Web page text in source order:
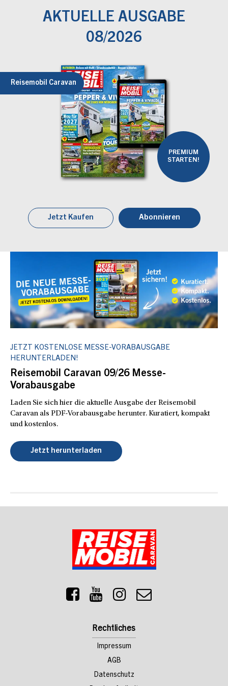
AKTUELLE AUSGABE
08/2026
Reisemobil Caravan
PREMIUM
STARTEN!
Jetzt Kaufen Abonnieren
JETZT KOSTENLOSE MESSE-VORABAUSGABE
HERUNTERLADEN!
Reisemobil Caravan 09/26 Messe-
Vorabausgabe
Laden Sie sich hier die aktuelle Ausgabe der Reisemobil
Caravan als PDF-Vorabausgabe herunter. Kuratiert, kompakt
und kostenlos.
Jetzt herunterladen
Rechtliches
Impressum
AGB
Datenschutz